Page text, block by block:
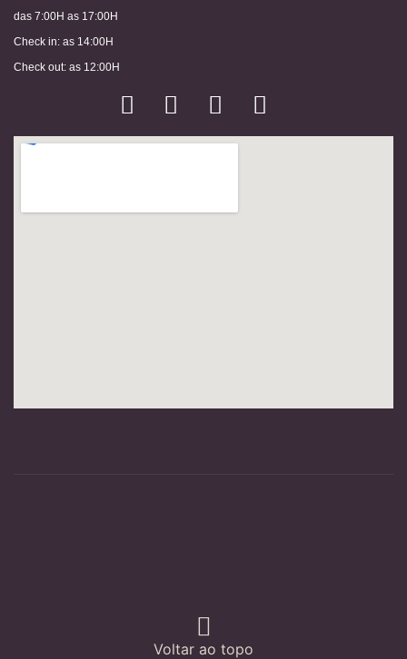
das 7:00H as 17:00H
Check in: as 14:00H
Check out: as 12:00H
Voltar ao topo